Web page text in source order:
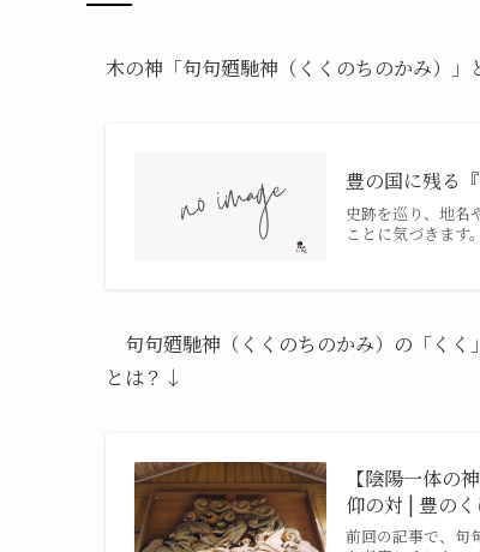
木の神「句句廼馳神（くくのちのかみ）
豊の国に残る
史跡を巡り、地名
ことに気づきます
句句廼馳神（くくのちのかみ）の「くく
とは？↓
【陰陽一体の
仰の対 | 豊の
前回の記事で、句